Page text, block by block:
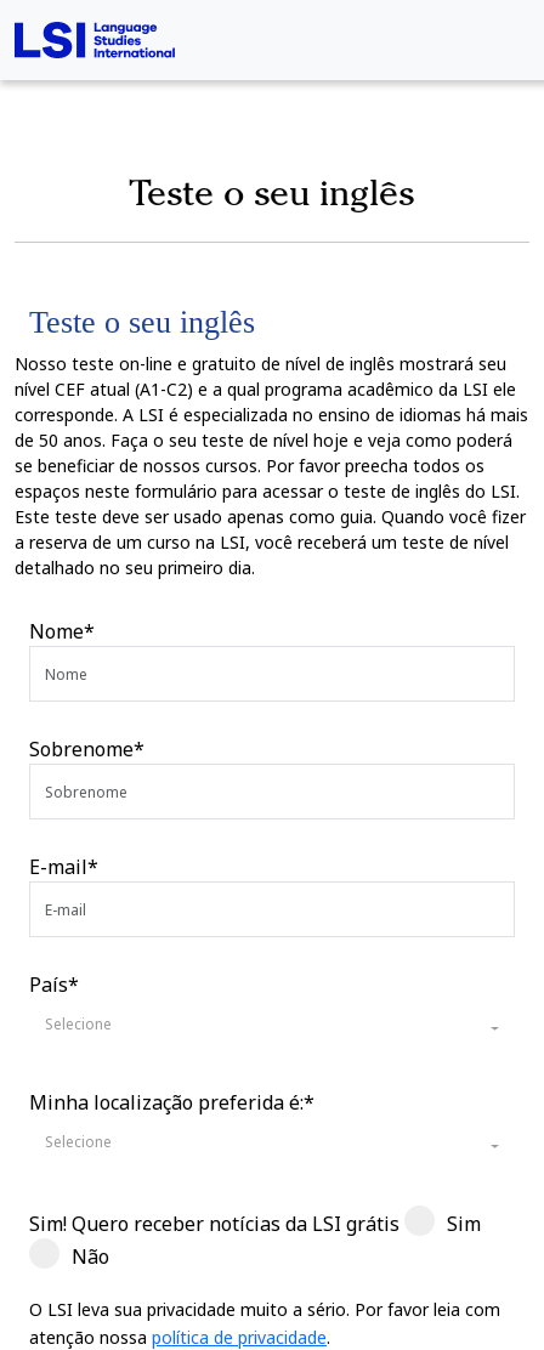
Teste o seu inglês
Teste o seu inglês
Nosso teste on-line e gratuito de nível de inglês mostrará seu
nível CEF atual (A1-C2) e a qual programa acadêmico da LSI ele
corresponde. A LSI é especializada no ensino de idiomas há mais
de 50 anos. Faça o seu teste de nível hoje e veja como poderá
se beneficiar de nossos cursos. Por favor preecha todos os
espaços neste formulário para acessar o teste de inglês do LSI.
Este teste deve ser usado apenas como guia. Quando você fizer
a reserva de um curso na LSI, você receberá um teste de nível
detalhado no seu primeiro dia.
Nome*
Sobrenome*
E-mail*
País*
Selecione
Minha localização preferida é:*
Selecione
Sim! Quero receber notícias da LSI grátis
Sim
Não
O LSI leva sua privacidade muito a sério. Por favor leia com
atenção nossa política de privacidade.